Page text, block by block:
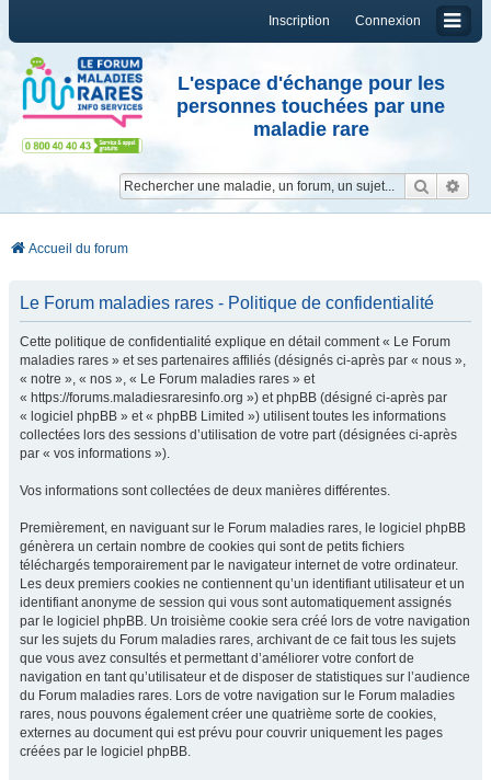
Connexion
Inscription
L'espace d'échange pour les
personnes touchées par une
maladie rare
Accueil du forum
Le Forum maladies rares - Politique de confidentialité
Cette politique de confidentialité explique en détail comment « Le Forum
maladies rares » et ses partenaires affiliés (désignés ci-après par « nous »,
« notre », « nos », « Le Forum maladies rares » et
« https://forums.maladiesraresinfo.org ») et phpBB (désigné ci-après par
« logiciel phpBB » et « phpBB Limited ») utilisent toutes les informations
collectées lors des sessions d’utilisation de votre part (désignées ci-après
par « vos informations »).
Vos informations sont collectées de deux manières différentes.
Premièrement, en naviguant sur le Forum maladies rares, le logiciel phpBB
génèrera un certain nombre de cookies qui sont de petits fichiers
téléchargés temporairement par le navigateur internet de votre ordinateur.
Les deux premiers cookies ne contiennent qu’un identifiant utilisateur et un
identifiant anonyme de session qui vous sont automatiquement assignés
par le logiciel phpBB. Un troisième cookie sera créé lors de votre navigation
sur les sujets du Forum maladies rares, archivant de ce fait tous les sujets
que vous avez consultés et permettant d’améliorer votre confort de
navigation en tant qu’utilisateur et de disposer de statistiques sur l’audience
du Forum maladies rares. Lors de votre navigation sur le Forum maladies
rares, nous pouvons également créer une quatrième sorte de cookies,
externes au document qui est prévu pour couvrir uniquement les pages
créées par le logiciel phpBB.